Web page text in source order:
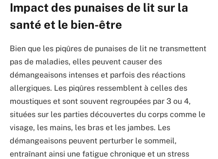
Impact des punaises de lit sur la
santé et le bien-être
Bien que les piqûres de punaises de lit ne transmettent
pas de maladies, elles peuvent causer des
démangeaisons intenses et parfois des réactions
allergiques. Les piqûres ressemblent à celles des
moustiques et sont souvent regroupées par 3 ou 4,
situées sur les parties découvertes du corps comme le
visage, les mains, les bras et les jambes. Les
démangeaisons peuvent perturber le sommeil,
entraînant ainsi une fatigue chronique et un stress